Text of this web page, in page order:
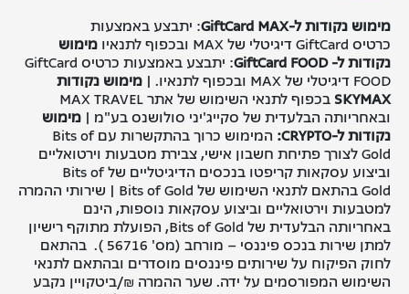
מימוש נקודות ל-GiftCard MAX: יתבצע באמצעות
כרטיס GiftCard דיגיטלי של MAX ובכפוף לתנאיו
מימוש
נקודות ל-GiftCard FOOD
: יתבצע באמצעות כרטיס GiftCard
FOOD דיגיטלי של MAX ובכפוף לתנאיו. |
מימוש נקודות
SKYMAX
בכפוף לתנאי השימוש של אתר MAX TRAVEL
ובאחריותה הבלעדית של סקייג'יני סולושנס בע"מ | מימוש
נקודות ל-CRYPTO:
המימוש כרוך בהתקשרות עם Bits of
Gold לצורך פתיחת חשבון אישי, צבירת מטבעות וירטואליים
וביצוע עסקאות קריפטו בנכסים הדיגיטליים של Bits of
Gold בהתאם לתנאי השימוש של Bits of Gold | שירותי ההמרה
למטבעות וירטואליים וביצוע עסקאות נוספות, הינם
באחריותה הבלעדית של Bits of Gold, הפועלת מתוקף רישיון
למתן שירות בנכס פיננסי – מורחב (מס' 56716 ). בהתאם
לחוק הפיקוח על שירותים פיננסים מוסדרים ובהתאם לתנאי
השימוש המפורסמים על ידה. שער ההמרה ₪/ביטקויין נקבע